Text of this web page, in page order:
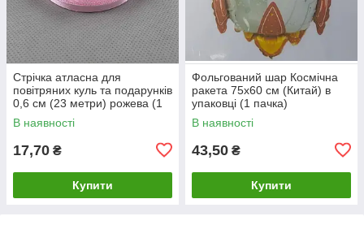
Стрічка атласна для
повітряних куль та подарунків
0,6 см (23 метри) рожева (1
пачка)
В наявності
17,70 ₴
Купити
Фольгований шар Космічна
ракета 75х60 см (Китай) в
упаковці (1 пачка)
В наявності
43,50 ₴
Купити